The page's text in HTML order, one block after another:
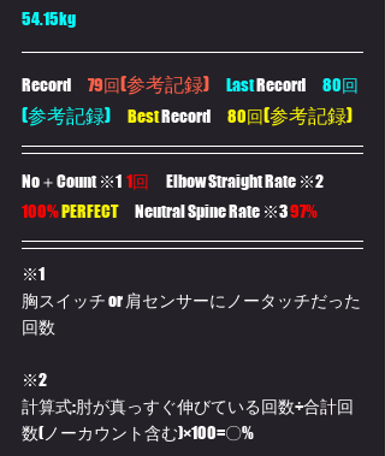
54.15kg
Record 79回(参考記録) Last Record 80回
(参考記録) Best Record 80回(参考記録)
No＋Count ※1 1回 Elbow Straight Rate ※2
100%PERFECT Neutral Spine Rate ※3 97%
※1
胸スイッチ or 肩センサーにノータッチだった
回数
※2
計算式:肘が真っすぐ伸びている回数÷合計回
数(ノーカウント含む)×100=〇%